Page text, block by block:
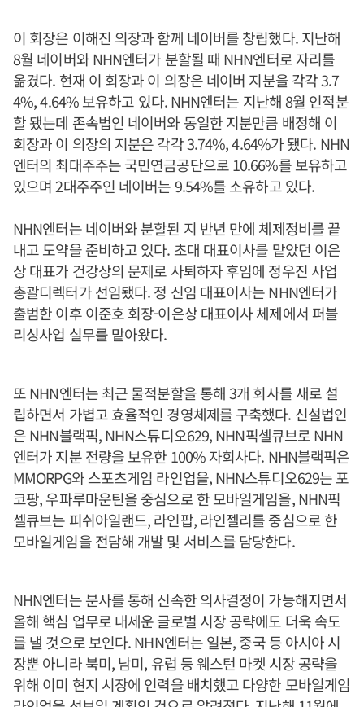
이 회장은 이해진 의장과 함께 네이버를 창립했다. 지난해
8월 네이버와 NHN엔터가 분할될 때 NHN엔터로 자리를
옮겼다. 현재 이 회장과 이 의장은 네이버 지분을 각각 3.7
4%, 4.64% 보유하고 있다. NHN엔터는 지난해 8월 인적분
할 됐는데 존속법인 네이버와 동일한 지분만큼 배정해 이
회장과 이 의장의 지분은 각각 3.74%, 4.64%가 됐다. NHN
엔터의 최대주주는 국민연금공단으로 10.66%를 보유하고
있으며 2대주주인 네이버는 9.54%를 소유하고 있다.
NHN엔터는 네이버와 분할된 지 반년 만에 체제정비를 끝
내고 도약을 준비하고 있다. 초대 대표이사를 맡았던 이은
상 대표가 건강상의 문제로 사퇴하자 후임에 정우진 사업
총괄디렉터가 선임됐다. 정 신임 대표이사는 NHN엔터가
출범한 이후 이준호 회장-이은상 대표이사 체제에서 퍼블
리싱사업 실무를 맡아왔다.
또 NHN엔터는 최근 물적분할을 통해 3개 회사를 새로 설
립하면서 가볍고 효율적인 경영체제를 구축했다. 신설법인
은 NHN블랙픽, NHN스튜디오629, NHN픽셀큐브로 NHN
엔터가 지분 전량을 보유한 100% 자회사다. NHN블랙픽은
MMORPG와 스포츠게임 라인업을, NHN스튜디오629는 포
코팡, 우파루마운틴을 중심으로 한 모바일게임을, NHN픽
셀큐브는 피쉬아일랜드, 라인팝, 라인젤리를 중심으로 한
모바일게임을 전담해 개발 및 서비스를 담당한다.
NHN엔터는 분사를 통해 신속한 의사결정이 가능해지면서
올해 핵심 업무로 내세운 글로벌 시장 공략에도 더욱 속도
를 낼 것으로 보인다. NHN엔터는 일본, 중국 등 아시아 시
장뿐 아니라 북미, 남미, 유럽 등 웨스턴 마켓 시장 공략을
위해 이미 현지 시장에 인력을 배치했고 다양한 모바일게임